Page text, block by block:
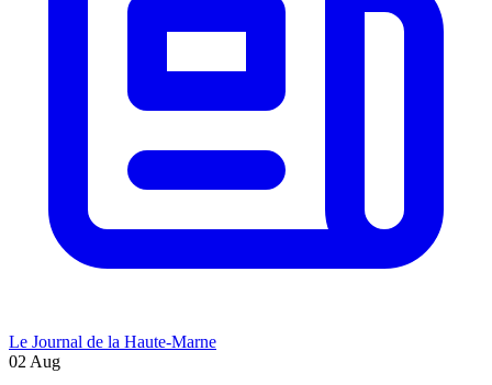
Le Journal de la Haute-Marne
02 Aug